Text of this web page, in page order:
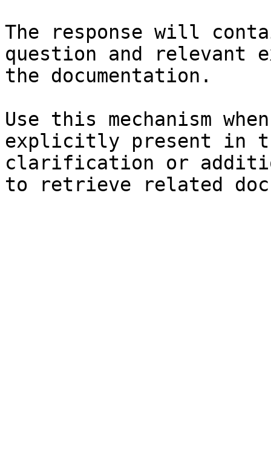
The response will
question and relevant
the documentation.
Use this mechanism
explicitly present in
clarification or